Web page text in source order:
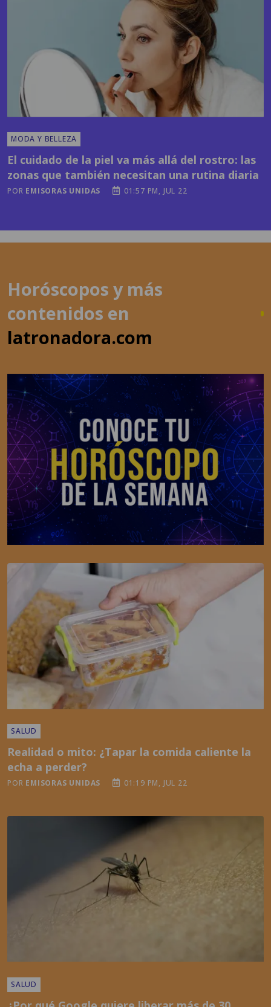
MODA Y BELLEZA
zonas que también necesitan una rutina diaria
POR EMISORAS UNIDAS 01:57 PM, JUL 22
contenidos en
latronadora.com
echa a perder?
POR EMISORAS UNIDAS 01:19 PM, JUL 22
millones de mosquitos y qué busca conseguir
con eso?